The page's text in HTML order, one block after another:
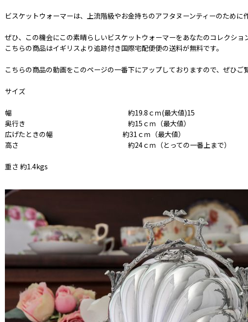
ビスケットウォーマーは、上流階級やお金持ちのアフタヌーンティーのため
ぜひ、この機会にこの素晴らしいビスケットウォーマーをあなたのコレクショ
こちらの商品はイギリスより追跡付き国際宅配便便の送料が無料です。
こちらの商品の動画をこのページの一番下にアップしておりますので、ぜひ
サイズ
幅 約19.8ｃｍ(最大値)15
奥行き 約15ｃｍ（最大値）
広げたときの幅 約31ｃｍ（最大値）
高さ 約24ｃｍ（とっての一番上まで）
重さ 約1.4kgs